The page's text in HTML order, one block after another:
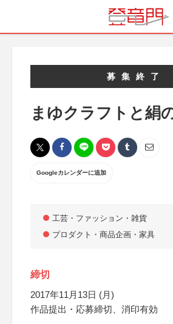
募集終了
まゆクラフトと絹
Googleカレンダーに追加
工芸・ファッション・雑貨
プロダクト・商品企画・家具
締切
2017年11月13日 (月)
作品提出・応募締切、消印有効